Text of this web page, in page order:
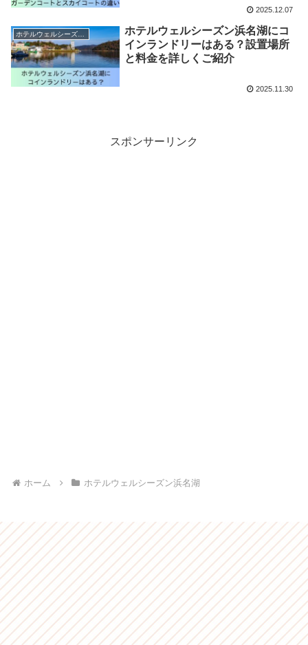
2025.12.07
ホテルウェルシーズン浜名湖にコ
インランドリーはある？設置場所
と料金を詳しくご紹介
2025.11.30
スポンサーリンク
ホーム ホテルウェルシーズン浜名湖